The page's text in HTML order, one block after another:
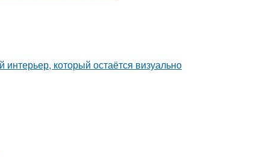
который остаётся визуально